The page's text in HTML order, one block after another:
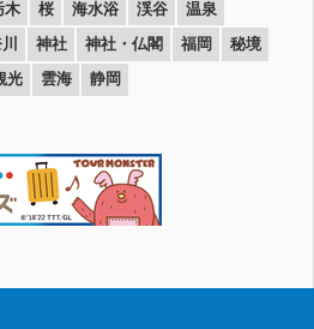
木 桜 海水浴 渓谷
温泉
神社 神社・仏閣 福岡
秘境
光 雲海 静岡